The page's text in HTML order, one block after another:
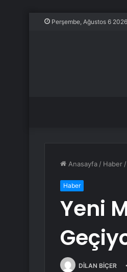
Perşembe, Ağustos 6 2026
Anasayfa / Haber /
Haber
Yeni
DİLAN BİÇER